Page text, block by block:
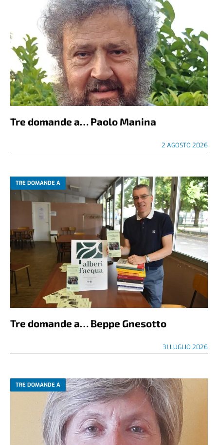
Tre domande a… Paolo Manina
2 AGOSTO 2026
TRE DOMANDE A
Tre domande a… Beppe Gnesotto
31 LUGLIO 2026
TRE DOMANDE A